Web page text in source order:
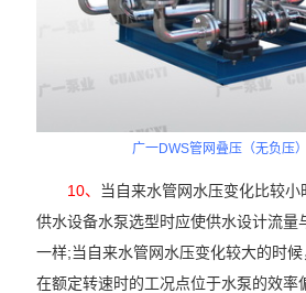
广一DWS管网叠压（无负压
10、
当自来水管网水压变化比较
供水设备水泵选型时应使供水设计流量
一样;当自来水管网水压变化较大的时
在额定转速时的工况点位于水泵的效率